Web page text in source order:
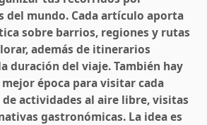
mundo. Cada artículo aporta
sobre barrios, regiones y rutas
además de itinerarios
duración del viaje. También hay
época para visitar cada
actividades al aire libre, visitas
gastronómicas. La idea es